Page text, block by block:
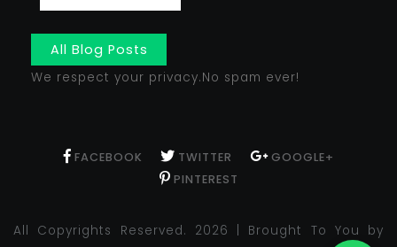
All Blog Posts
We respect your privacy.No spam ever!
FACEBOOK TWITTER
GOOGLE+
PINTEREST
All Copyrights Reserved. 2026 | Brought To You by